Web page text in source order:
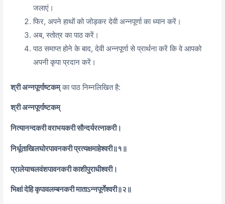
जलाएं।
फिर, अपने हाथों को जोड़कर देवी अन्नपूर्णा का ध्यान करें।
अब, स्तोत्र का पाठ करें।
पाठ समाप्त होने के बाद, देवी अन्नपूर्णा से प्रार्थना करें कि वे आपको
अपनी कृपा प्रदान करें।
श्री अन्नपूर्णाष्टकम्का पाठ निम्नलिखित है:
श्री अन्नपूर्णाष्टकम्
नित्यानन्दकरी वराभयकरी सौन्दर्यरत्नाकरी।
निर्धूताखिलघोरपावनकरी प्रत्यक्षमाहेश्वरी॥१॥
प्रालेयाचलवंशपावनकरी काशीपुराधीश्वरी।
भिक्षां देहि कृपावलम्बनकरी माताऽन्नपूर्णेश्वरी॥२॥